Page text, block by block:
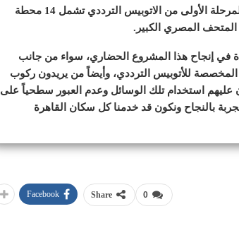
القاهرة الكبرى وصولاً إلى العاصمة الإدارية الجديدة، مضيفاً أن المرحلة الأولى من الاتوبيس الترددي تشمل 14 محطة
في إنجاح هذا المشروع الحضاري، سواء من جانب
للأتوبيس الترددي، وأيضاً من يريدون ركوب
استخدام تلك الوسائل وعدم العبور سطحياً على
بالنجاح ونكون قد خدمنا كل سكان القاهرة
0
Share
Facebook